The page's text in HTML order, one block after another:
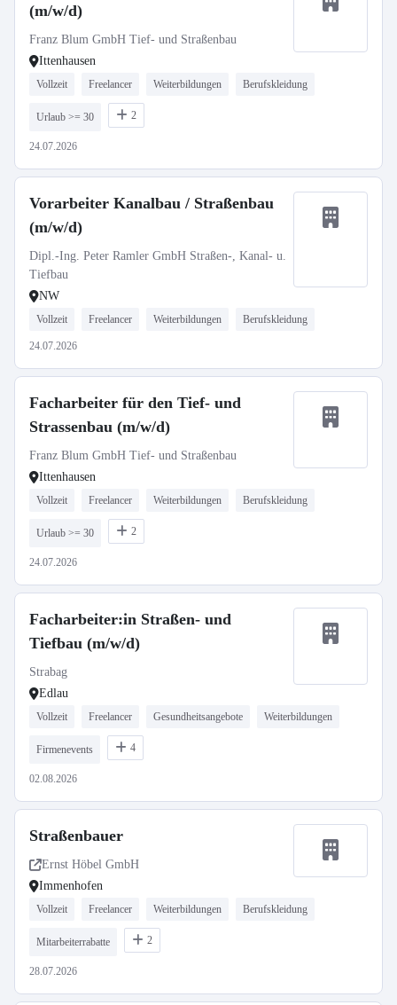
(m/w/d)
Franz Blum GmbH Tief- und Straßenbau
Ittenhausen
Vollzeit Freelancer Weiterbildungen Berufskleidung
Urlaub >= 30 2
24.07.2026
Vorarbeiter Kanalbau / Straßenbau
(m/w/d)
Dipl.-Ing. Peter Ramler GmbH Straßen-, Kanal- u.
Tiefbau
NW
Vollzeit Freelancer Weiterbildungen Berufskleidung
24.07.2026
Facharbeiter für den Tief- und
Strassenbau (m/w/d)
Franz Blum GmbH Tief- und Straßenbau
Ittenhausen
Vollzeit Freelancer Weiterbildungen Berufskleidung
Urlaub >= 30 2
24.07.2026
Facharbeiter:in Straßen- und
Tiefbau (m/w/d)
Strabag
Edlau
Vollzeit Freelancer Gesundheitsangebote Weiterbildungen
Firmenevents 4
02.08.2026
Straßenbauer
Ernst Höbel GmbH
Immenhofen
Vollzeit Freelancer Weiterbildungen Berufskleidung
Mitarbeiterrabatte 2
28.07.2026